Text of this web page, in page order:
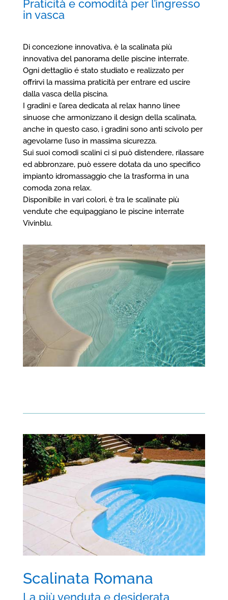
Praticità e comodità per l’ingresso
in vasca
Di concezione innovativa, è la scalinata più
innovativa del panorama delle piscine interrate.
Ogni dettaglio é stato studiato e realizzato per
offrirvi la massima praticità per entrare ed uscire
dalla vasca della piscina.
I gradini e l’area dedicata al relax hanno linee
sinuose che armonizzano il design della scalinata,
anche in questo caso, i gradini sono anti scivolo per
agevolarne l’uso in massima sicurezza.
Sui suoi comodi scalini ci si può distendere, rilassare
ed abbronzare, può essere dotata da uno specifico
impianto idromassaggio che la trasforma in una
comoda zona relax.
Disponibile in vari colori, è tra le scalinate più
vendute che equipaggiano le piscine interrate
Vivinblu.
Scalinata Romana
La più venduta e desiderata